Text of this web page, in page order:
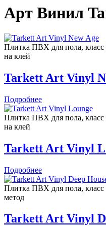
Арт Винил
Плитка ПВХ для пола,
на клей
Tarkett Art Vinyl
Подробнее
Плитка ПВХ для пола,
на клей
Tarkett Art Vinyl
Подробнее
Плитка ПВХ для пола,
метод
Tarkett Art Vinyl